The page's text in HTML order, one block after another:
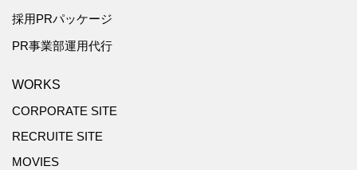
採用PRパッケージ
PR事業部運用代行
WORKS
CORPORATE SITE
RECRUITE SITE
MOVIES